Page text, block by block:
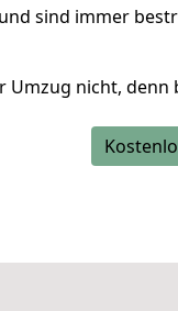
und sind immer
nicht, denn